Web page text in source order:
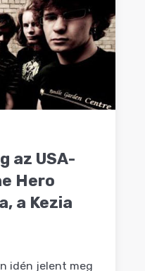
az USA-
Hero
a Kezia
idén jelent meg